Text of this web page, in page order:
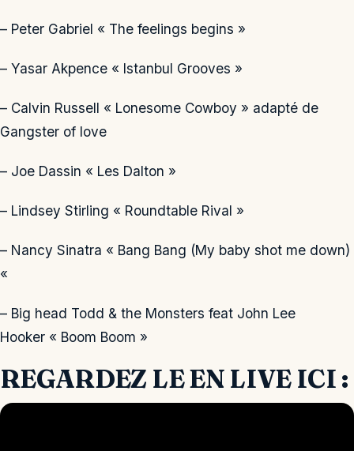
– Peter Gabriel « The feelings begins »
– Yasar Akpence « Istanbul Grooves »
– Calvin Russell « Lonesome Cowboy » adapté de
Gangster of love
– Joe Dassin « Les Dalton »
– Lindsey Stirling « Roundtable Rival »
– Nancy Sinatra « Bang Bang (My baby shot me down)
«
– Big head Todd & the Monsters feat John Lee
Hooker « Boom Boom »
REGARDEZ LE EN LIVE ICI :